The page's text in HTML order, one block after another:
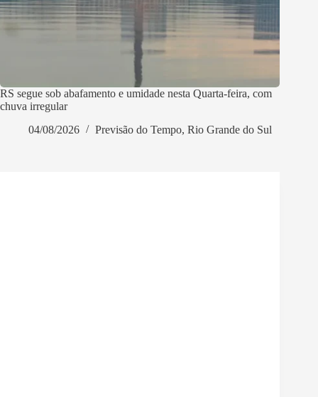
RS segue sob abafamento e umidade nesta Quarta-feira, com
chuva irregular
04/08/2026
Previsão do Tempo, Rio Grande do Sul